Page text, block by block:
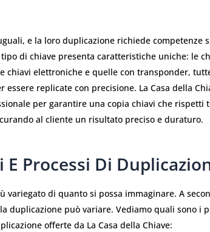
e la loro duplicazione richiede competenze
di chiave presenta caratteristiche uniche: le
chiavi elettroniche e quelle con transponder,
replicate con precisione. La Casa della
per garantire una copia chiavi che rispetti
al cliente un risultato preciso e duraturo.
E Processi Di
variegato di quanto si possa immaginare. A
duplicazione può variare. Vediamo quali sono i
offerte da La Casa della Chiave: